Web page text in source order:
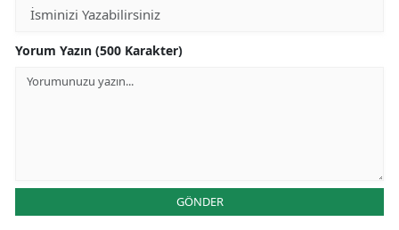
Yorum Yazın (500 Karakter)
GÖNDER